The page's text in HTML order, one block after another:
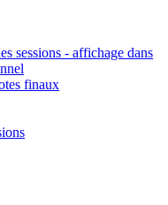
sessions - affichage dans
finaux